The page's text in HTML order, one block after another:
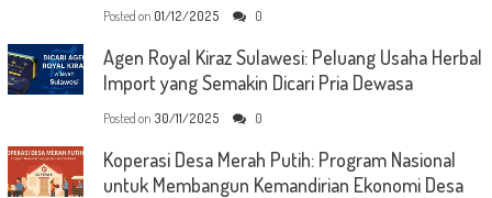
Posted on 01/12/2025 0
Agen Royal Kiraz Sulawesi: Peluang Usaha Herbal
Import yang Semakin Dicari Pria Dewasa
Posted on 30/11/2025 0
Koperasi Desa Merah Putih: Program Nasional
untuk Membangun Kemandirian Ekonomi Desa